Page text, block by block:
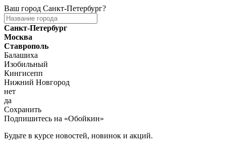
Ваш город Санкт-Петербург?
Санкт-Петербург
Москва
Ставрополь
Балашиха
Изобильный
Кингисепп
Нижний Новгород
нет
да
Сохранить
Подпишитесь на «Обойкин»
Будьте в курсе новостей, новинок и акций.